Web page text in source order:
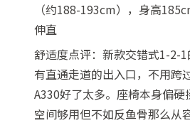
（约188-193cm），身高
伸直
舒适度点评：新款交错式1-2-
有直通走道的出入口，不用跨
A330好了太多。座椅本身偏
空间够用但不如反鱼骨那么从